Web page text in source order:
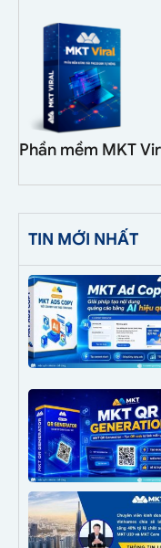
Phần mềm MKT
TIN MỚI NHẤT